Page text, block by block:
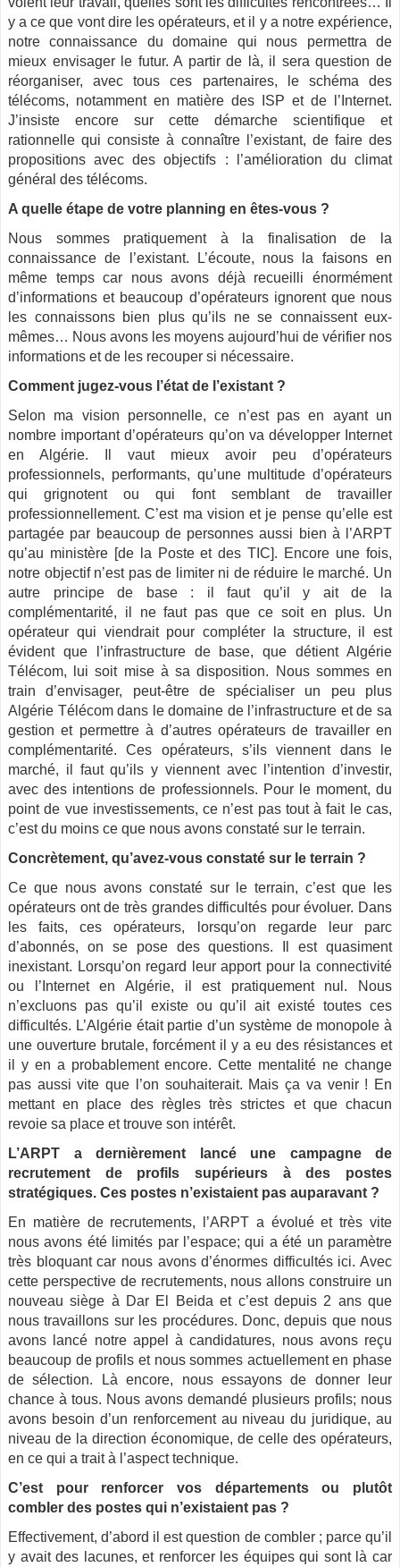
y a ce que vont dire les opérateurs, et il y a notre expérience,
notre connaissance du domaine qui nous permettra de
mieux envisager le futur. A partir de là, il sera question de
réorganiser, avec tous ces partenaires, le schéma des
télécoms, notamment en matière des ISP et de l’Internet.
J’insiste encore sur cette démarche scientifique et
rationnelle qui consiste à connaître l’existant, de faire des
propositions avec des objectifs : l’amélioration du climat
général des télécoms.
A quelle étape de votre planning en êtes-vous ?
Nous sommes pratiquement à la finalisation de la
connaissance de l’existant. L’écoute, nous la faisons en
même temps car nous avons déjà recueilli énormément
d’informations et beaucoup d’opérateurs ignorent que nous
les connaissons bien plus qu’ils ne se connaissent eux-
mêmes… Nous avons les moyens aujourd’hui de vérifier nos
informations et de les recouper si nécessaire.
Comment jugez-vous l’état de l’existant ?
Selon ma vision personnelle, ce n’est pas en ayant un
nombre important d’opérateurs qu’on va développer Internet
en Algérie. Il vaut mieux avoir peu d’opérateurs
professionnels, performants, qu’une multitude d’opérateurs
qui grignotent ou qui font semblant de travailler
professionnellement. C’est ma vision et je pense qu’elle est
partagée par beaucoup de personnes aussi bien à l’ARPT
qu’au ministère [de la Poste et des TIC]. Encore une fois,
notre objectif n’est pas de limiter ni de réduire le marché. Un
autre principe de base : il faut qu’il y ait de la
complémentarité, il ne faut pas que ce soit en plus. Un
opérateur qui viendrait pour compléter la structure, il est
évident que l’infrastructure de base, que détient Algérie
Télécom, lui soit mise à sa disposition. Nous sommes en
train d’envisager, peut-être de spécialiser un peu plus
Algérie Télécom dans le domaine de l’infrastructure et de sa
gestion et permettre à d’autres opérateurs de travailler en
complémentarité. Ces opérateurs, s’ils viennent dans le
marché, il faut qu’ils y viennent avec l’intention d’investir,
avec des intentions de professionnels. Pour le moment, du
point de vue investissements, ce n’est pas tout à fait le cas,
c’est du moins ce que nous avons constaté sur le terrain.
Concrètement, qu’avez-vous constaté sur le terrain ?
Ce que nous avons constaté sur le terrain, c’est que les
opérateurs ont de très grandes difficultés pour évoluer. Dans
les faits, ces opérateurs, lorsqu’on regarde leur parc
d’abonnés, on se pose des questions. Il est quasiment
inexistant. Lorsqu’on regard leur apport pour la connectivité
ou l’Internet en Algérie, il est pratiquement nul. Nous
n’excluons pas qu’il existe ou qu’il ait existé toutes ces
difficultés. L’Algérie était partie d’un système de monopole à
une ouverture brutale, forcément il y a eu des résistances et
il y en a probablement encore. Cette mentalité ne change
pas aussi vite que l’on souhaiterait. Mais ça va venir ! En
mettant en place des règles très strictes et que chacun
revoie sa place et trouve son intérêt.
L’ARPT a dernièrement lancé une campagne de
recrutement de profils supérieurs à des postes
stratégiques. Ces postes n’existaient pas auparavant ?
En matière de recrutements, l’ARPT a évolué et très vite
nous avons été limités par l’espace; qui a été un paramètre
très bloquant car nous avons d’énormes difficultés ici. Avec
cette perspective de recrutements, nous allons construire un
nouveau siège à Dar El Beida et c’est depuis 2 ans que
nous travaillons sur les procédures. Donc, depuis que nous
avons lancé notre appel à candidatures, nous avons reçu
beaucoup de profils et nous sommes actuellement en phase
de sélection. Là encore, nous essayons de donner leur
chance à tous. Nous avons demandé plusieurs profils; nous
avons besoin d’un renforcement au niveau du juridique, au
niveau de la direction économique, de celle des opérateurs,
en ce qui a trait à l’aspect technique.
C’est pour renforcer vos départements ou plutôt
combler des postes qui n’existaient pas ?
Effectivement, d’abord il est question de combler ; parce qu’il
y avait des lacunes, et renforcer les équipes qui sont là car